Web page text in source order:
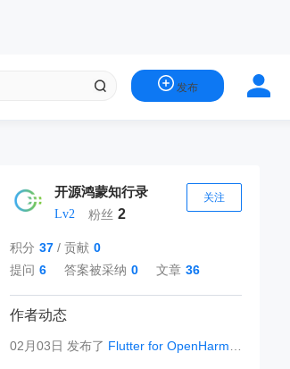
发布
开源鸿蒙知行录 关注
Lv2 粉丝 2
积分 37 / 贡献 0
提问 6 答案被采纳 0 文章 36
作者动态
02月03日 发布了 Flutter for OpenHarmony引入第三方库后编译失败，提示API不兼容 ...